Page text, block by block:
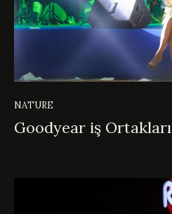
NATURE
Goodyear iş Ortakları